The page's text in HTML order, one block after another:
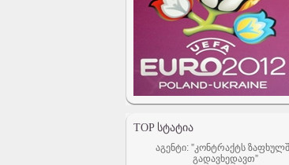
TOP ᲡᲢᲐᲢᲘᲐ
აგენტი: ”კონტრაქტს
გადავხედავთ”